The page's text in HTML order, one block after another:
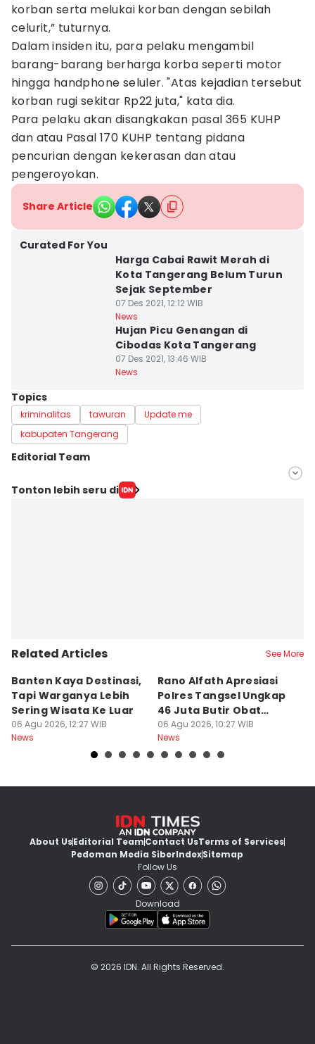
korban serta melukai korban dengan sebilah
celurit,” tuturnya.
Dalam insiden itu, para pelaku mengambil
barang-barang berharga korba seperti motor
hingga handphone seluler. "Atas kejadian tersebut
korban rugi sekitar Rp22 juta," kata dia.
Para pelaku akan disangkakan pasal 365 KUHP
dan atau Pasal 170 KUHP tentang pidana
pencurian dengan kekerasan dan atau
pengeroyokan.
Share Article
Curated For You
Harga Cabai Rawit Merah di
Kota Tangerang Belum Turun
Sejak September
07 Des 2021, 12:12 WIB
News
Hujan Picu Genangan di
Cibodas Kota Tangerang
07 Des 2021, 13:46 WIB
News
Topics
kriminalitas tawuran
Update me
kabupaten Tangerang
Editorial Team
Editor
Tonton lebih seru di
Related Articles See More
Banten Kaya Destinasi,
Tapi Warganya Lebih
Sering Wisata Ke Luar
06 Agu 2026, 12:27 WIB
News
Rano Alfath Apresiasi
Polres Tangsel Ungkap
46 Juta Butir Obat
Keras
06 Agu 2026, 10:27 WIB
News
About UsEditorial TeamContact UsTerms of Services
Pedoman Media SiberIndexSitemap
Follow Us
Download
© 2026 IDN. All Rights Reserved.